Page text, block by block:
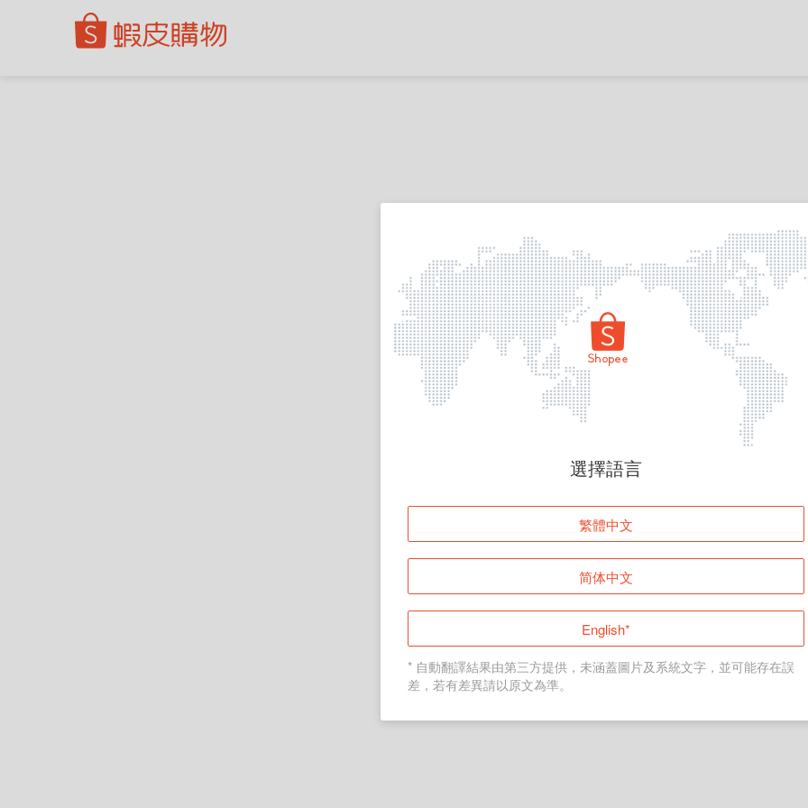
頁面無法顯示
登入
返回首頁
選擇語言
繁體中文
简体中文
English*
* 自動翻譯結果由第三方提供，未涵蓋圖片及系統文字，並可能存在誤
差，若有差異請以原文為準。